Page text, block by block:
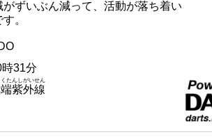
がずいぶん減って、活動が落ち着い
。
時31分
紫外線
くたんしがいせん